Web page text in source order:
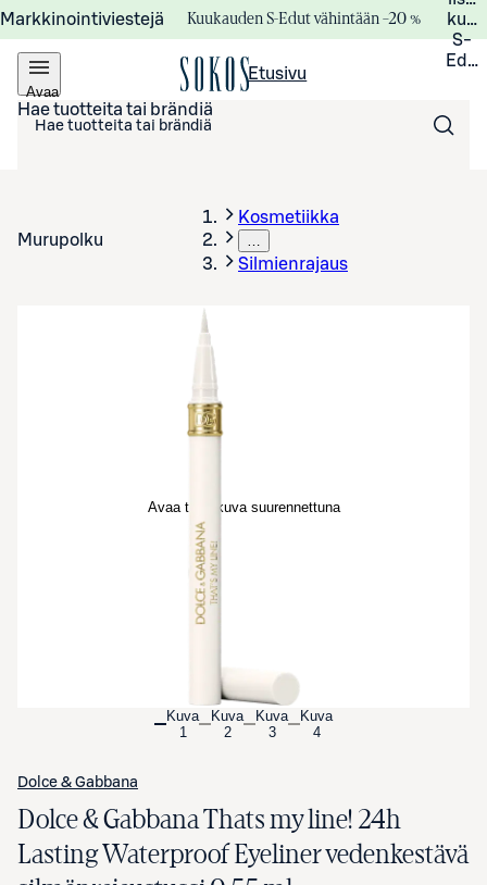
Markkinointiviestejä Kuukauden S-Edut vähintään –20 %
S-
Avaa
valikko
Etusivu
Hae tuotteita tai brändiä
Murupolku
Kosmetiikka
…
Silmienrajaus
Avaa tuotekuva suurennettuna
Kuva
1
Kuva
2
Kuva
3
Kuva
4
Dolce & Gabbana
Dolce & Gabbana Thats my line! 24h
Lasting Waterproof Eyeliner vedenkestävä